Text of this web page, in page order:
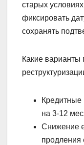
старых
фиксировать
сохранять
Какие варианты
Кредитные
на 3-12
Снижение
продления